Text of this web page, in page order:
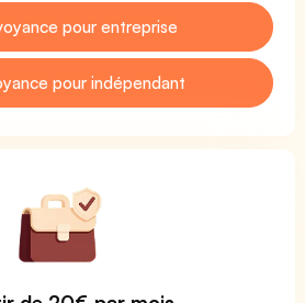
pour entreprise
pour indépendant